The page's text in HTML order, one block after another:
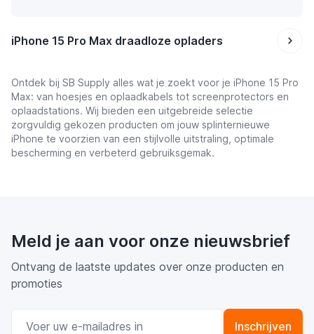
iPhone 15 Pro Max draadloze opladers
Ontdek bij SB Supply alles wat je zoekt voor je iPhone 15 Pro
Max: van hoesjes en oplaadkabels tot screenprotectors en
oplaadstations. Wij bieden een uitgebreide selectie
zorgvuldig gekozen producten om jouw splinternieuwe
iPhone te voorzien van een stijlvolle uitstraling, optimale
bescherming en verbeterd gebruiksgemak.
Meld je aan voor onze nieuwsbrief
Ontvang de laatste updates over onze producten en
promoties
Inschrijven